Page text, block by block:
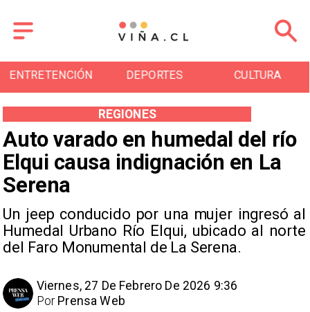
ENTRETENCIÓN DEPORTES CULTURA
Auto varado en humedal del río
Elqui causa indignación en La
Serena
Un jeep conducido por una mujer ingresó al
Humedal Urbano Río Elqui, ubicado al norte
del Faro Monumental de La Serena.
REGIONES
Viernes, 27 De Febrero De 2026 9:36
Prensa Web
Por